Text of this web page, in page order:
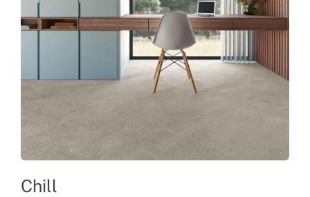
Chill